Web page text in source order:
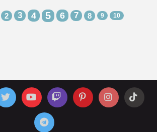
2 3 4 5 6 7 8 9 10